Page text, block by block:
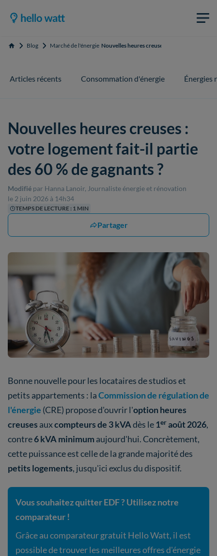
Accueil Blog Marché de l'énergie Nouvelles heures creuses : votre logement
Articles récents Consommation d'énergie Énergies
Nouvelles heures creuses :
votre logement fait-il partie
des 60 % de gagnants ?
Modifié par Hanna Lanoir, Journaliste énergie et rénovation
le 2 juin 2026 à 14h34
TEMPS DE LECTURE : 1 MIN
Partager
Bonne nouvelle pour les locataires de studios et
petits appartements : laCommission de régulation de
l'énergie (CRE) propose d'ouvrir l'option heures
creuses auxcompteurs de 3 kVAdès le1eraoût 2026,
contre6 kVA minimum aujourd'hui. Concrètement,
cette puissance est celle de la grande majorité des
petits logements, jusqu'ici exclus du dispositif.
Vous souhaitez quitter EDF ? Utilisez notre
comparateur !
Grâce au comparateur gratuit Hello Watt, il est
possible de trouver les meilleures offres d'énergie